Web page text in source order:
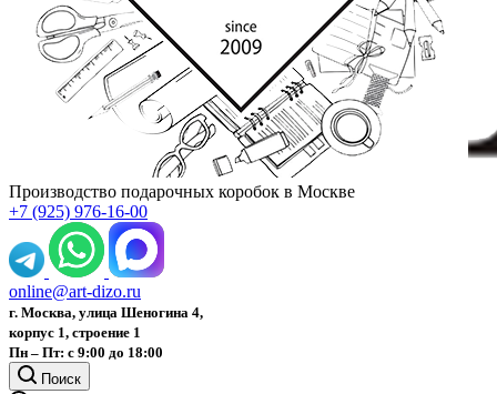
Производство подарочных коробок в Москве
+7 (925) 976-16-00
online@art-dizo.ru
г. Москва, улица Шеногина 4,
корпус 1, строение 1
Пн – Пт: с 9:00 до 18:00
Поиск